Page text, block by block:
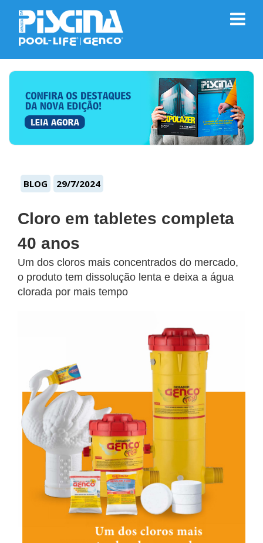
BLOG 29/7/2024
Cloro em tabletes completa
40 anos
Um dos cloros mais concentrados do mercado,
o produto tem dissolução lenta e deixa a água
clorada por mais tempo